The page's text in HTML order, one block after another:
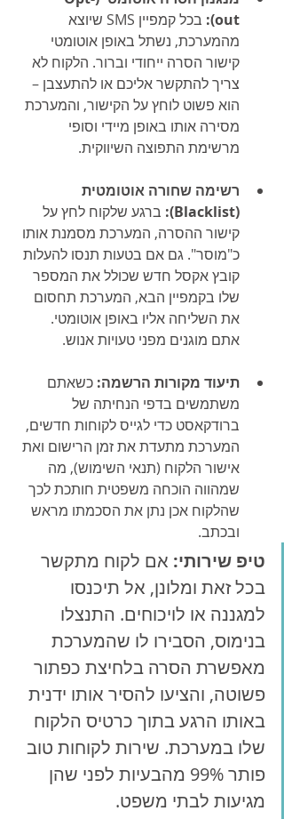
out):
בכל קמפיין SMS שיוצא
מהמערכת, נשתל באופן אוטומטי
קישור הסרה ייחודי וברור. הלקוח לא
צריך להתקשר אליכם או להתעצבן –
הוא פשוט לוחץ על הקישור, והמערכת
מסירה אותו באופן מיידי וסופי
מרשימת התפוצה השיווקית.
רשימה שחורה אוטומטית
(Blacklist):
ברגע שלקוח לחץ על
קישור ההסרה, המערכת מסמנת אותו
כ"מוסר". גם אם בטעות תנסו להעלות
קובץ אקסל חדש שכולל את המספר
שלו בקמפיין הבא, המערכת תחסום
את השליחה אליו באופן אוטומטי.
אתם מוגנים מפני טעויות אנוש.
תיעוד מקורות הרשמה: כשאתם
משתמשים בדפי הנחיתה של
ברודקאסט כדי לגייס לקוחות חדשים,
המערכת מתעדת את זמן הרישום ואת
אישור הלקוח (תנאי השימוש), מה
שמהווה הוכחה משפטית חותכת לכך
שהלקוח אכן נתן את הסכמתו מראש
ובכתב.
טיפ שירותי: אם לקוח מתקשר
בכל זאת ומלונן, אל תיכנסו
למגננה או לויכוחים. התנצלו
בנימוס, הסבירו לו שהמערכת
מאפשרת הסרה בלחיצת כפתור
פשוטה, והציעו להסיר אותו ידנית
באותו הרגע בתוך כרטיס הלקוח
שלו במערכת. שירות לקוחות טוב
פותר 99% מהבעיות לפני שהן
מגיעות לבתי משפט.